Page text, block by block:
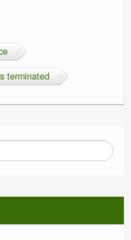
terminated